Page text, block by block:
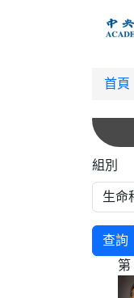
首頁
組別
查詢
第